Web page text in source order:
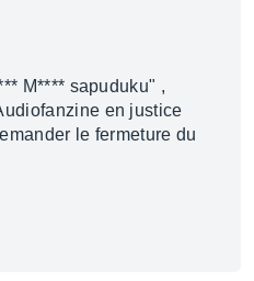
M**** sapuduku" ,
en justice
le fermeture du